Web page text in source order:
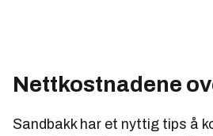
Nettkostnadene
Sandbakk har et nyttig tips å